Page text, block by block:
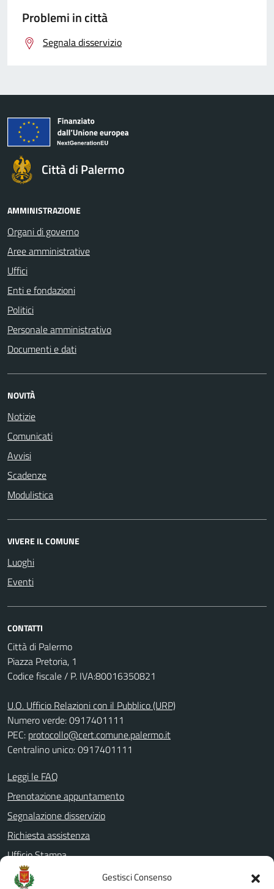
Gestisci Consenso
Problemi in città
Segnala disservizio
Città di Palermo
AMMINISTRAZIONE
Organi di governo
Aree amministrative
Uffici
Enti e fondazioni
Politici
Personale amministrativo
Documenti e dati
NOVITÀ
Notizie
Comunicati
Avvisi
Scadenze
Modulistica
VIVERE IL COMUNE
Luoghi
Eventi
CONTATTI
Città di Palermo
Piazza Pretoria, 1
Codice fiscale / P. IVA:80016350821
U.O. Ufficio Relazioni con il Pubblico (URP)
Numero verde: 0917401111
PEC: protocollo@cert.comune.palermo.it
Centralino unico: 0917401111
Leggi le FAQ
Prenotazione appuntamento
Segnalazione disservizio
Richiesta assistenza
Ufficio Stampa
Amministrazione Trasparente